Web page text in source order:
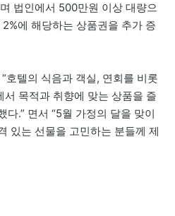
법인에서 500만원 이상 대량으
에 해당하는 상품권을 추가 증
호텔의 식음과 객실, 연회를 비롯
목적과 취향에 맞는 상품을 즐
다.” 면서 “5월 가정의 달을 맞이
있는 선물을 고민하는 분들께 제